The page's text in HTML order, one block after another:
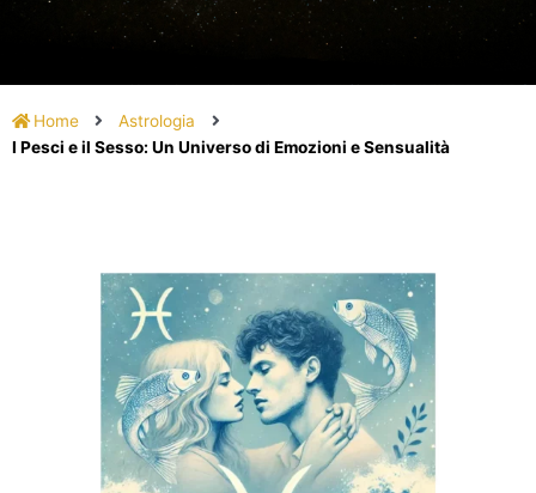
Home
Astrologia
I Pesci e il Sesso: Un Universo di Emozioni e Sensualità